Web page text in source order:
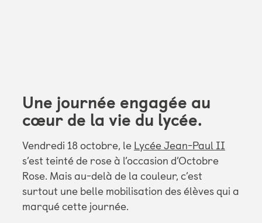
Une journée engagée au
cœur de la vie du lycée.
Vendredi 18 octobre, le Lycée Jean-Paul II
s’est teinté de rose à l’occasion d’Octobre
Rose. Mais au-delà de la couleur, c’est
surtout une belle mobilisation des élèves qui a
marqué cette journée.